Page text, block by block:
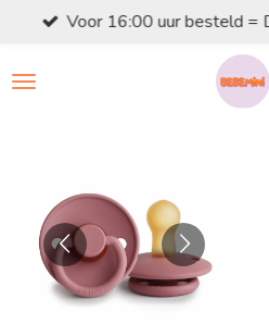
naar
Voor 16:00 uur besteld =